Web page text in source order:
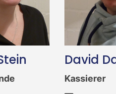
David
Kassierer